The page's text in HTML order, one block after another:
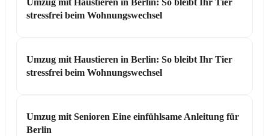
Umzug mit Haustieren in Berlin: So bleibt Ihr Tier
stressfrei beim Wohnungswechsel
Umzug mit Haustieren in Berlin: So bleibt Ihr Tier
stressfrei beim Wohnungswechsel
Umzug mit Senioren Eine einfühlsame Anleitung für
Berlin